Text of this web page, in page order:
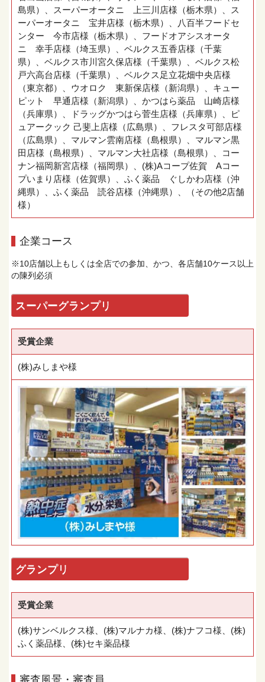
島県）、スーパーオータニ 上三川店様（栃木県）、ス
ーパーオータニ 宝井店様（栃木県）、八百半フードセ
ンター 今市店様（栃木県）、フードオアシスオータ
ニ 幸手店様（埼玉県）、ベルクス五香店様（千葉
県）、ベルクス市川宮久保店様（千葉県）、ベルクス松
戸六高台店様（千葉県）、ベルクス足立花畑中央店様
（東京都）、ウオロク 東新保店様（新潟県）、キュー
ピット 早通店様（新潟県）、かつはら薬品 山崎店様
（兵庫県）、ドラッグかつはら菅生店様（兵庫県）、ピ
ュアークック 己斐上店様（広島県）、フレスタ可部店様
（広島県）、マルマン雲南店様（島根県）、マルマン黒
田店様（島根県）、マルマン大社店様（島根県）、コー
ナン福岡新宮店様（福岡県）、(株)Aコープ佐賀 Aコー
プいまり店様（佐賀県）、ふく薬品 ぐしかわ店様（沖
縄県）、ふく薬品 読谷店様（沖縄県）、（その他2店舗
様）
企業コース
※10店舗以上もしくは全店での参加、かつ、各店舗10ケース以上
の陳列必須
スーパーグランプリ
受賞企業
(株)みしまや様
グランプリ
受賞企業
(株)サンベルクス様、(株)マルナカ様、(株)ナフコ様、(株)
ふく薬品様、(株)セキ薬品様
審査風景・審査員